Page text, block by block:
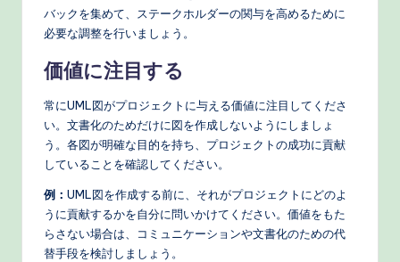
バックを集めて、ステークホルダーの関与を高めるために
必要な調整を行いましょう。
価値に注目する
常にUML図がプロジェクトに与える価値に注目してくださ
い。文書化のためだけに図を作成しないようにしましょ
う。各図が明確な目的を持ち、プロジェクトの成功に貢献
していることを確認してください。
例： UML図を作成する前に、それがプロジェクトにどのよ
うに貢献するかを自分に問いかけてください。価値をもた
らさない場合は、コミュニケーションや文書化のための代
替手段を検討しましょう。